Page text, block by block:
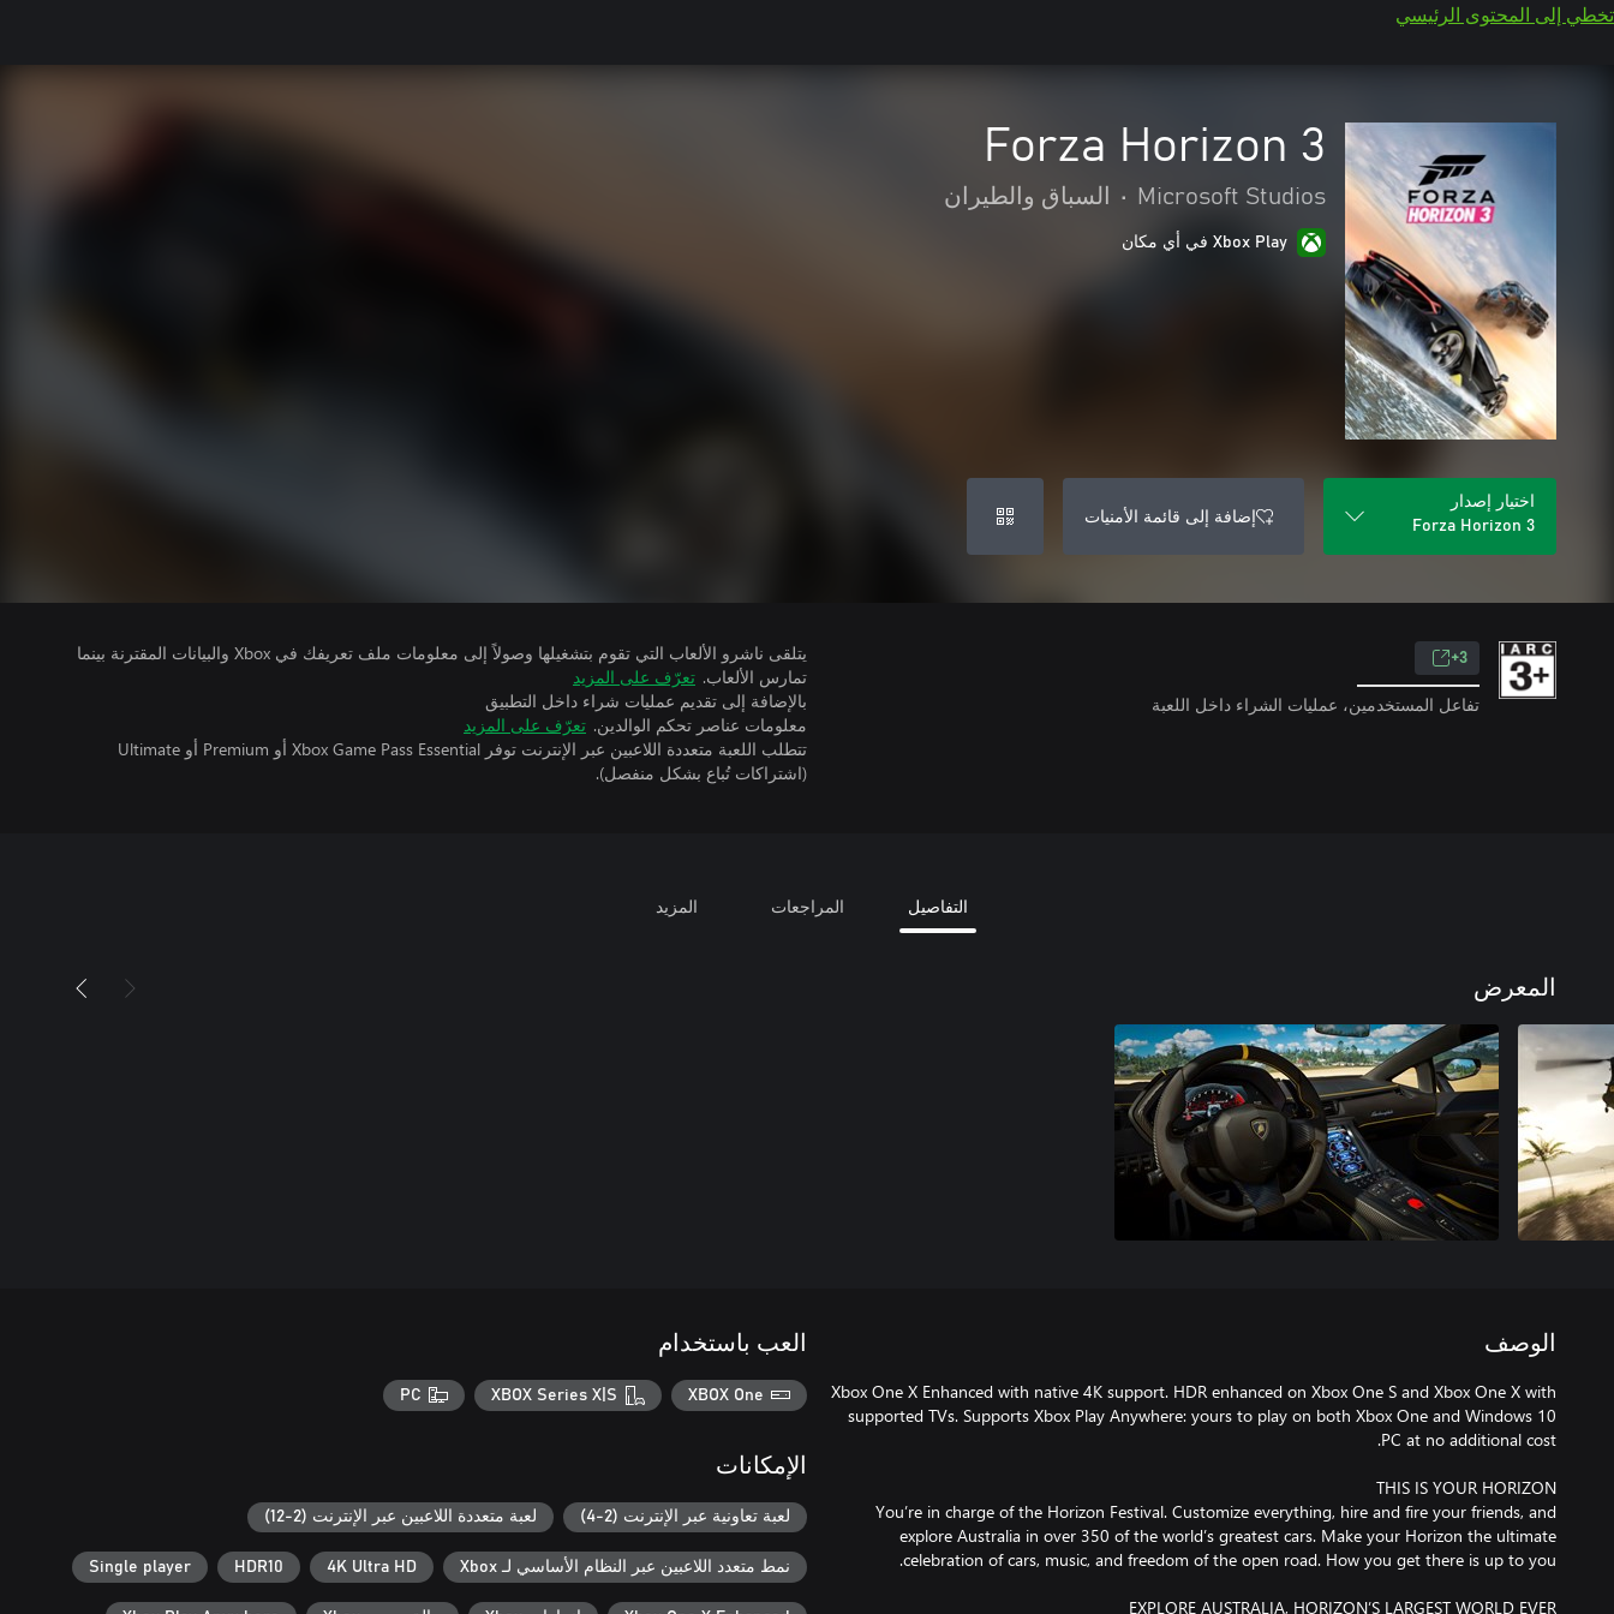
تخطي إلى المحتوى الرئيسي
Forza Horizon 3
Microsoft Studios
• السباق والطيران
Xbox Play في أي مكان
اختيار إصدار
Forza Horizon 3
إضافة إلى قائمة الأمنيات
3+
تفاعل المستخدمين، عمليات الشراء داخل اللعبة
يتلقى ناشرو الألعاب التي تقوم بتشغيلها وصولاً إلى معلومات ملف تعريفك في Xbox والبيانات المقترنة بينما
تمارس الألعاب. تعرّف على المزيد
بالإضافة إلى تقديم عمليات شراء داخل التطبيق
معلومات عناصر تحكم الوالدين. تعرّف على المزيد
تتطلب اللعبة متعددة اللاعبين عبر الإنترنت توفر Xbox Game Pass Essential أو Premium أو Ultimate
(اشتراكات تُباع بشكل منفصل).
التفاصيل المراجعات المزيد
المعرض
الوصف
Xbox One X Enhanced with native 4K support. HDR enhanced on Xbox One S and Xbox One X with
supported TVs. Supports Xbox Play Anywhere: yours to play on both Xbox One and Windows 10
You’re in charge of the Horizon Festival. Customize everything, hire and fire your friends, and
explore Australia in over 350 of the world’s greatest cars. Make your Horizon the ultimate
العب باستخدام
XBOX One
XBOX Series X|S
PC
الإمكانات
لعبة تعاونية عبر الإنترنت (2-4) لعبة متعددة اللاعبين عبر الإنترنت (2-12)
نمط متعدد اللاعبين عبر النظام الأساسي لـ Xbox 4K Ultra HD
HDR10
Single player